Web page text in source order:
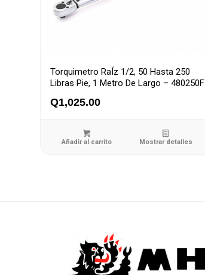
Torquimetro RaÍz 1/2, 50 Hasta 250
Libras Pie, 1 Metro De Largo – 480250F
Q1,025.00
Añadir al carrito Mostrar detalles